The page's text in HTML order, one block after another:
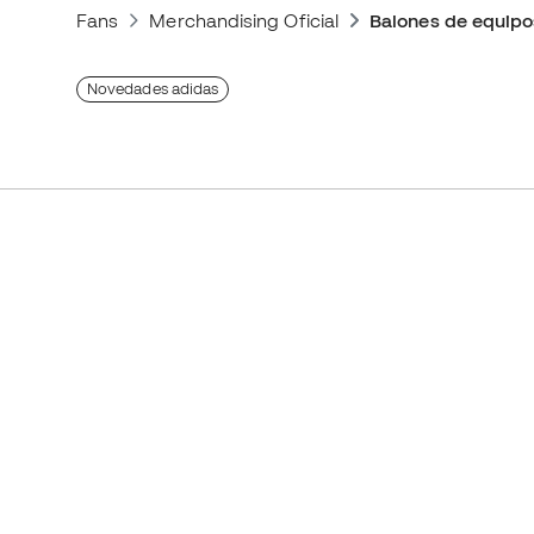
Fans Merchandising Oficial Balones de
Novedades adidas